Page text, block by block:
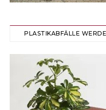
PLASTIKABFÄLLE